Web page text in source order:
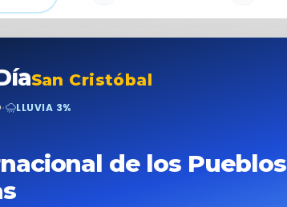
San Cristóbal
· LLUVIA 3%
Día · San Cristóbal
de los Pueblos